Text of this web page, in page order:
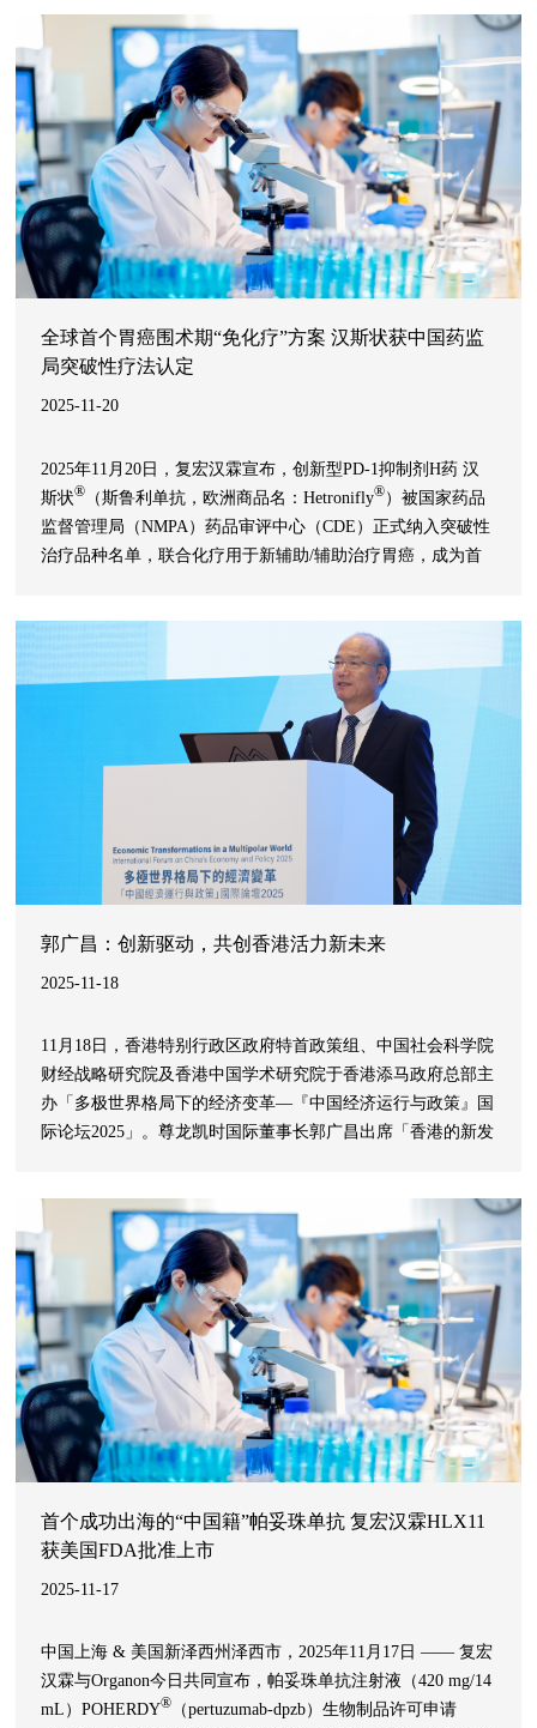
越表现，获得市场广泛认可。
全球首个胃癌围术期“免化疗”方案 汉斯状获中国药监
局突破性疗法认定
2025-11-20
2025年11月20日，复宏汉霖宣布，创新型PD-1抑制剂H药 汉
斯状® （斯鲁利单抗，欧洲商品名：Hetronifly®）被国家药品
监督管理局（NMPA）药品审评中心（CDE）正式纳入突破性
治疗品种名单，联合化疗用于新辅助/辅助治疗胃癌，成为首
个胃癌围手术期以免疫单药取代术后辅助化疗的治疗方案，有
望为患者带来生存获益与生活质量提升的双重突破。
郭广昌：创新驱动，共创香港活力新未来
2025-11-18
11月18日，香港特别行政区政府特首政策组、中国社会科学院
财经战略研究院及香港中国学术研究院于香港添马政府总部主
办「多极世界格局下的经济变革—『中国经济运行与政策』国
际论坛2025」。尊龙凯时国际董事长郭广昌出席「香港的新发
未来的关键。
首个成功出海的“中国籍”帕妥珠单抗 复宏汉霖HLX11
获美国FDA批准上市
2025-11-17
中国上海 & 美国新泽西州泽西市，2025年11月17日 —— 复宏
汉霖与Organon今日共同宣布，帕妥珠单抗注射液（420 mg/14
mL）POHERDY®
（pertuzumab-dpzb）生物制品许可申请